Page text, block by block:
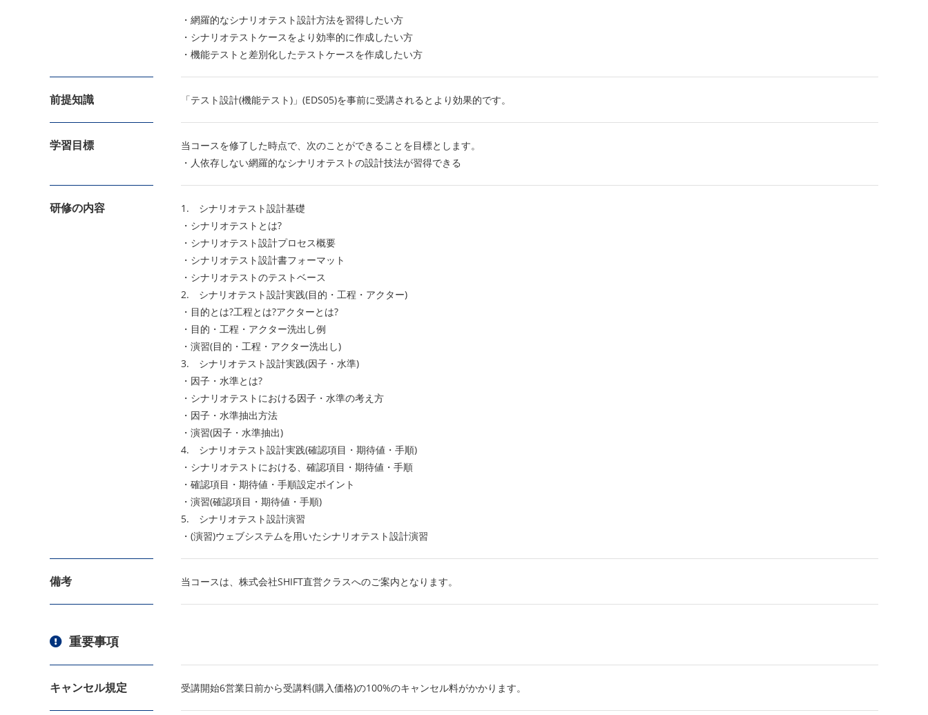
・網羅的なシナリオテスト設計方法を習得したい方
・シナリオテストケースをより効率的に作成したい方
・機能テストと差別化したテストケースを作成したい方
前提知識 「テスト設計(機能テスト)」(EDS05)を事前に受講されるとより効果的です。
学習目標
当コースを修了した時点で、次のことができることを目標とします。
・人依存しない網羅的なシナリオテストの設計技法が習得できる
研修の内容
1. シナリオテスト設計基礎
・シナリオテストとは?
・シナリオテスト設計プロセス概要
・シナリオテスト設計書フォーマット
・シナリオテストのテストベース
2. シナリオテスト設計実践(目的・工程・アクター)
・目的とは?工程とは?アクターとは?
・目的・工程・アクター洗出し例
・演習(目的・工程・アクター洗出し)
3. シナリオテスト設計実践(因子・水準)
・因子・水準とは?
・シナリオテストにおける因子・水準の考え方
・因子・水準抽出方法
・演習(因子・水準抽出)
4. シナリオテスト設計実践(確認項目・期待値・手順)
・シナリオテストにおける、確認項目・期待値・手順
・確認項目・期待値・手順設定ポイント
・演習(確認項目・期待値・手順)
5. シナリオテスト設計演習
・(演習)ウェブシステムを用いたシナリオテスト設計演習
備考 当コースは、株式会社SHIFT直営クラスへのご案内となります。
重要事項
キャンセル規定 受講開始6営業日前から受講料(購入価格)の100%のキャンセル料がかかります。